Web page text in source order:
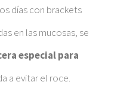
días con brackets
en las mucosas, se
especial para
a evitar el roce.